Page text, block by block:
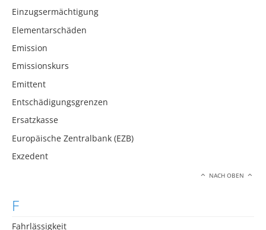
Einzugsermächtigung
Elementarschäden
Emission
Emissionskurs
Emittent
Entschädigungsgrenzen
Ersatzkasse
Europäische Zentralbank (EZB)
Exzedent
NACH OBEN
F
Fahrlässigkeit